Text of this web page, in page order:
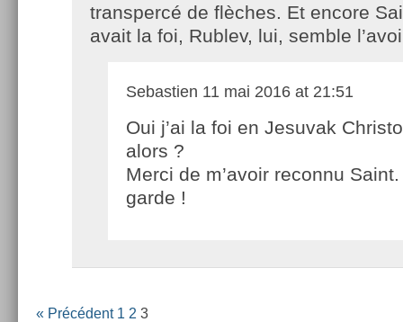
transpercé de flèches. Et encore
avait la foi, Rublev, lui, semble
Sebastien 11 mai 2016 at 21:51
Oui j’ai la foi en Jesuvak
alors ?
Merci de m’avoir reconnu
garde !
« Précédent 1 2 3